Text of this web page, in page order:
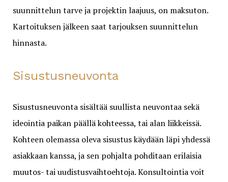
suunnittelun tarve ja projektin laajuus, on maksuton.
Kartoituksen jälkeen saat tarjouksen suunnittelun
hinnasta.
Sisustusneuvonta
Sisustusneuvonta sisältää suullista neuvontaa sekä
ideointia paikan päällä kohteessa, tai alan liikkeissä.
Kohteen olemassa oleva sisustus käydään läpi yhdessä
asiakkaan kanssa, ja sen pohjalta pohditaan erilaisia
muutos- tai uudistusvaihtoehtoja. Konsultointia voit